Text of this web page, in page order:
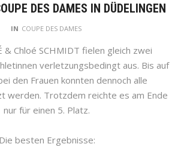
DES DAMES IN DÜDELINGEN
IN COUPE DES DAMES
& Chloé SCHMIDT fielen gleich zwei
verletzungsbedingt aus. Bis auf
den Frauen konnten dennoch alle
werden. Trotzdem reichte es am Ende
nur für einen 5. Platz.
Die besten Ergebnisse: